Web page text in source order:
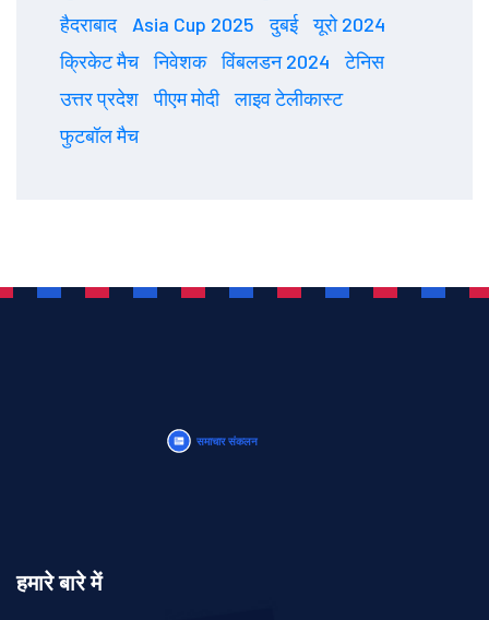
हैदराबाद
Asia Cup 2025 दुबई
यूरो 2024
क्रिकेट मैच
निवेशक विंबलडन 2024
टेनिस
उत्तर प्रदेश
पीएम मोदी
लाइव टेलीकास्ट
फुटबॉल मैच
हमारे बारे में